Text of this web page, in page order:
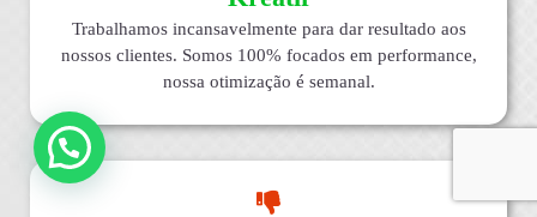
Trabalhamos incansavelmente para dar resultado aos
nossos clientes. Somos 100% focados em performance,
nossa otimização é semanal.